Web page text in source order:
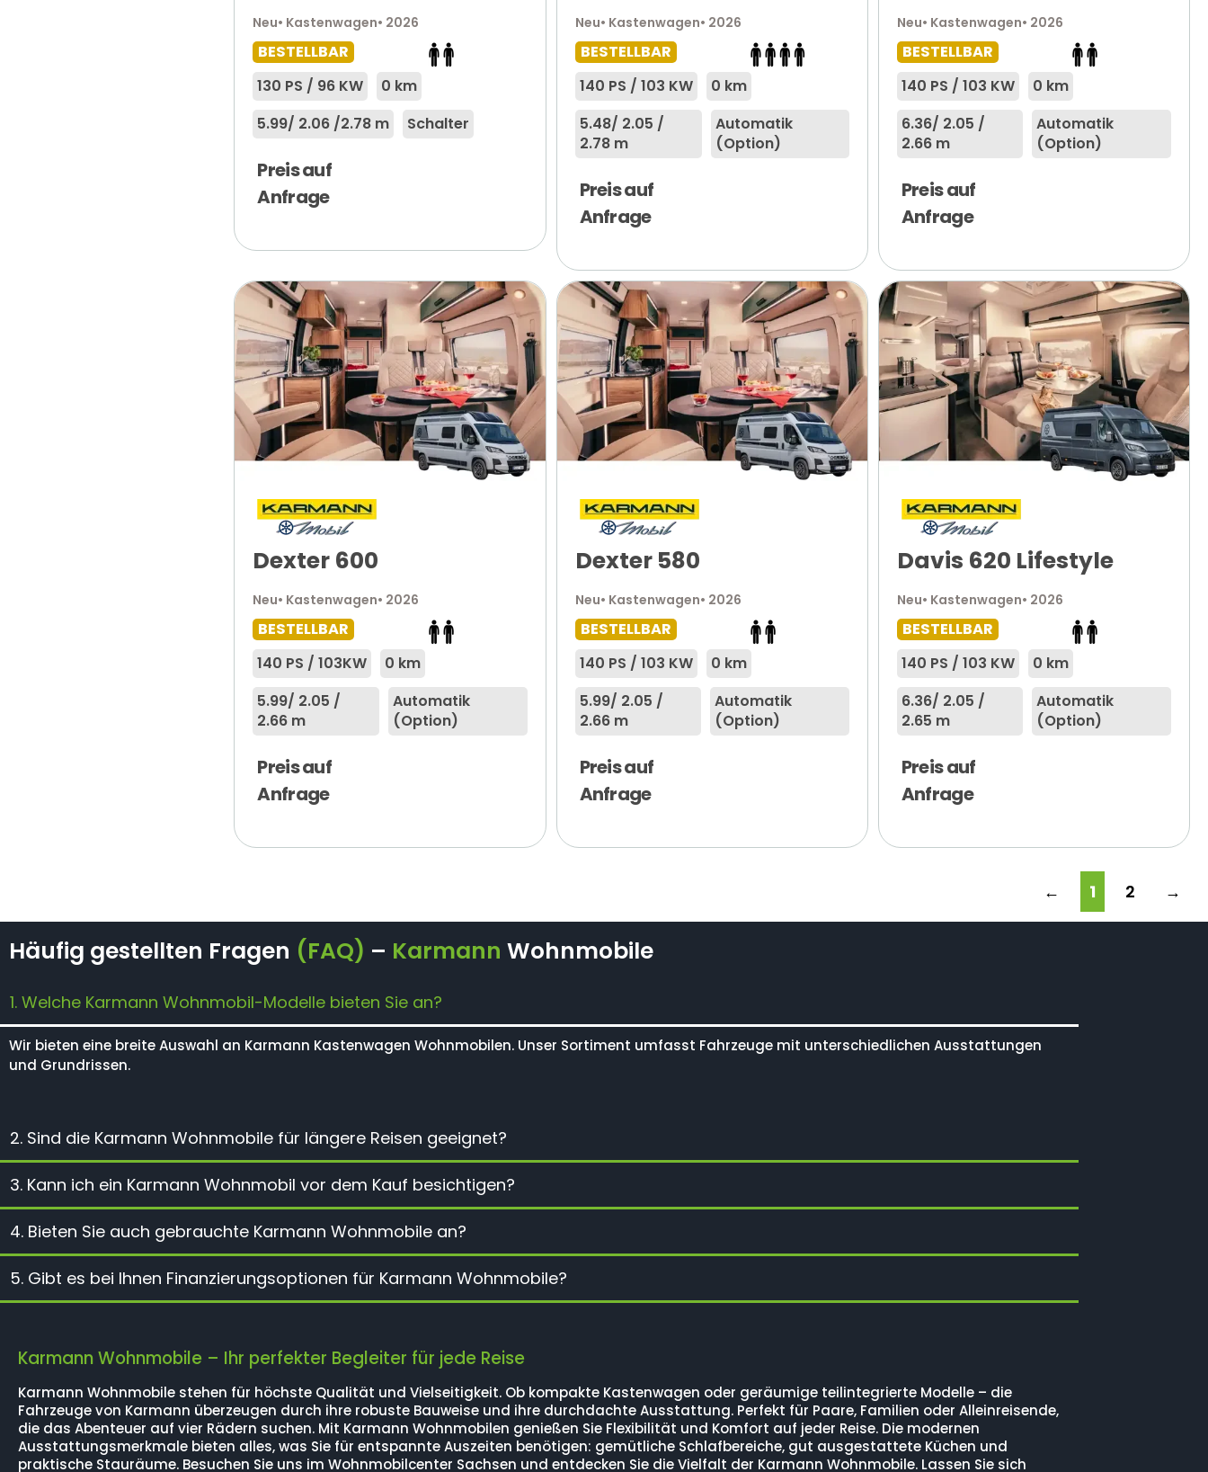
Neu• Kastenwagen• 2026
BESTELLBAR
130 PS / 96 KW
0 km
5.99/ 2.06 /2.78 m Schalter
Preis auf
Anfrage
Neu• Kastenwagen• 2026
BESTELLBAR
140 PS / 103 KW
0 km
5.48/ 2.05 /
2.78 m
Automatik
(Option)
Preis auf
Anfrage
Neu• Kastenwagen• 2026
BESTELLBAR
140 PS / 103 KW
0 km
6.36/ 2.05 /
2.66 m
Automatik
(Option)
Preis auf
Anfrage
Dexter 600
Neu• Kastenwagen• 2026
BESTELLBAR
140 PS / 103KW
0 km
5.99/ 2.05 /
2.66 m
Automatik
(Option)
Preis auf
Anfrage
Dexter 580
Neu• Kastenwagen• 2026
BESTELLBAR
140 PS / 103 KW
0 km
5.99/ 2.05 /
2.66 m
Automatik
(Option)
Preis auf
Anfrage
Davis 620 Lifestyle
Neu• Kastenwagen• 2026
BESTELLBAR
140 PS / 103 KW
0 km
6.36/ 2.05 /
2.65 m
Automatik
(Option)
Preis auf
Anfrage
← 1 2 →
Häufig gestellten Fragen (FAQ) – Karmann Wohnmobile
1. Welche Karmann Wohnmobil-Modelle bieten Sie an?
Wir bieten eine breite Auswahl an Karmann Kastenwagen Wohnmobilen. Unser Sortiment umfasst Fahrzeuge mit unterschiedlichen Ausstattungen
und Grundrissen.
2. Sind die Karmann Wohnmobile für längere Reisen geeignet?
3. Kann ich ein Karmann Wohnmobil vor dem Kauf besichtigen?
4. Bieten Sie auch gebrauchte Karmann Wohnmobile an?
5. Gibt es bei Ihnen Finanzierungsoptionen für Karmann Wohnmobile?
Karmann Wohnmobile – Ihr perfekter Begleiter für jede Reise
Karmann Wohnmobile stehen für höchste Qualität und Vielseitigkeit. Ob kompakte Kastenwagen oder geräumige teilintegrierte Modelle – die
Fahrzeuge von Karmann überzeugen durch ihre robuste Bauweise und ihre durchdachte Ausstattung. Perfekt für Paare, Familien oder Alleinreisende,
die das Abenteuer auf vier Rädern suchen. Mit Karmann Wohnmobilen genießen Sie Flexibilität und Komfort auf jeder Reise. Die modernen
Ausstattungsmerkmale bieten alles, was Sie für entspannte Auszeiten benötigen: gemütliche Schlafbereiche, gut ausgestattete Küchen und
praktische Stauräume. Besuchen Sie uns im Wohnmobilcenter Sachsen und entdecken Sie die Vielfalt der Karmann Wohnmobile. Lassen Sie sich